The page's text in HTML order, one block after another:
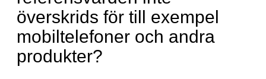
överskrids för till exempel
mobiltelefoner och andra
produkter?